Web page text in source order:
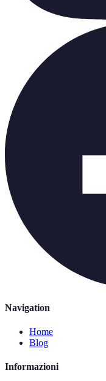
Navigation
Home
Blog
Informazioni